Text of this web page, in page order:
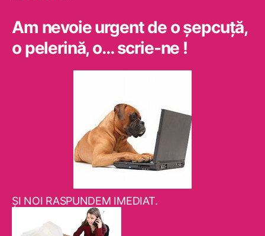
Am nevoie urgent de o şepcuţă,
o pelerină, o… scrie-ne !
ŞI NOI RASPUNDEM IMEDIAT.